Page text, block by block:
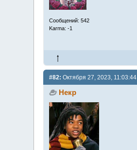
Сообщений: 542
Karma: -1
#82: Октября 27, 2023, 11:03:44
Некр